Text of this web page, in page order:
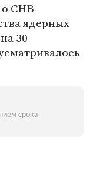
о СНВ
ядерных
30
срока